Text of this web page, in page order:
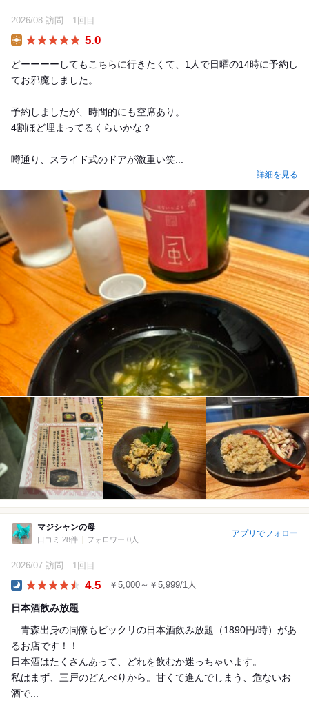
2026/08 訪問 1回目
5.0
どーーーーしてもこちらに行きたくて、1人で日曜の14時に予約し
てお邪魔しました。
予約しましたが、時間的にも空席あり。
4割ほど埋まってるくらいかな？
噂通り、スライド式のドアが激重い笑...
詳細を見る
マジシャンの母
口コミ 28件 フォロワー 0人
アプリでフォロー
2026/07 訪問 1回目
4.5 ￥5,000～￥5,999/1人
日本酒飲み放題
青森出身の同僚もビックリの日本酒飲み放題（1890円/時）があ
るお店です！！
日本酒はたくさんあって、どれを飲むか迷っちゃいます。
私はまず、三戸のどんべりから。甘くて進んでしまう、危ないお
酒で...